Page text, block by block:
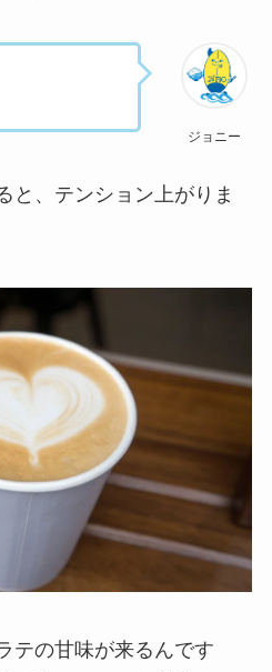
ジョニー
と、テンション上がりま
テの甘味が来るんです